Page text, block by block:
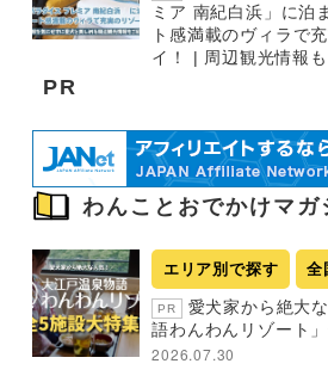
ミア 南紀白浜」に泊
ト感満載のヴィラで
イ！ | 周辺観光情報
PR
わんことおでかけマガ
エリア別で探す 全
PR
愛犬家から絶大
語わんわんリゾート
2026.07.30